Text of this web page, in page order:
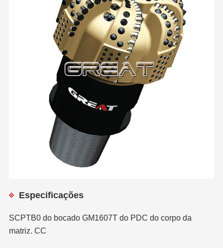
Especificações
SCPTB0 do bocado GM1607T do PDC do corpo da
matriz. CC